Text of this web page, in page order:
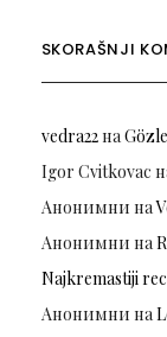
SKORAŠNJI
vedra22на
Igor Cvitkovac
Анонимни на
Анонимни на
Najkremastiji
Анонимни на